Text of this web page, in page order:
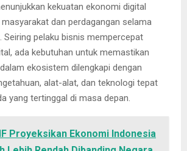
kekuatan ekonomi digital
dan perdagangan selama
pelaku bisnis mempercepat
ada kebutuhan untuk memastikan
ekosistem dilengkapi dengan
alat-alat, dan teknologi tepat
yang tertinggal di masa depan.
Proyeksikan Ekonomi Indonesia